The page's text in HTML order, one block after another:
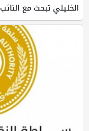
الخليلي تبحث مع